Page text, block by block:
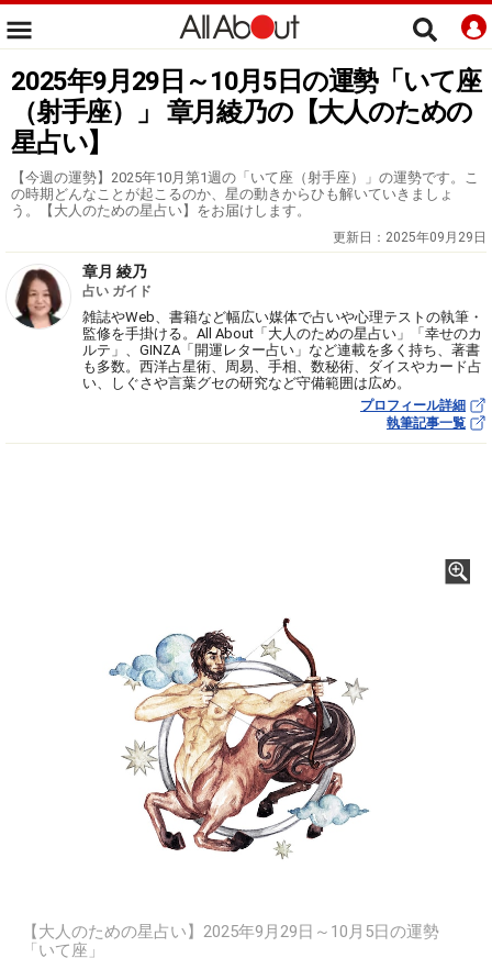
2025年9月29日～10月5日の運勢「いて座
（射手座）」 章月綾乃の【大人のための
星占い】
【今週の運勢】2025年10月第1週の「いて座（射手座）」の運勢です。こ
の時期どんなことが起こるのか、星の動きからひも解いていきましょ
う。【大人のための星占い】をお届けします。
更新日： 2025年09月29日
章月 綾乃
占い ガイド
雑誌やWeb、書籍など幅広い媒体で占いや心理テストの執筆・
監修を手掛ける。All About「大人のための星占い」「幸せのカ
ルテ」、GINZA「開運レター占い」など連載を多く持ち、著書
も多数。西洋占星術、周易、手相、数秘術、ダイスやカード占
い、しぐさや言葉グセの研究など守備範囲は広め。
プロフィール詳細
執筆記事一覧
【大人のための星占い】2025年9月29日～10月5日の運勢
「いて座」